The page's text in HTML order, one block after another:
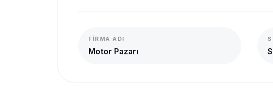
FIRMA ADI
Motor Pazarı